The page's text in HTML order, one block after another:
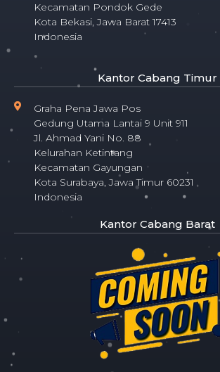
Kecamatan Pondok Gede
Kota Bekasi, Jawa Barat 17413
Indonesia
Kantor Cabang Timur
Graha Pena Jawa Pos
Gedung Utama Lantai 9 Unit 911
Jl. Ahmad Yani No. 88
Kelurahan Ketintang
Kecamatan Gayungan
Kota Surabaya, Jawa Timur 60231
Indonesia
Kantor Cabang Barat